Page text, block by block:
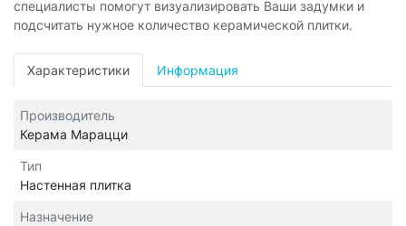
специалисты помогут визуализировать Ваши задумки и
подсчитать нужное количество керамической плитки.
Характеристики Информация
Производитель
Керама Марацци
Тип
Настенная плитка
Назначение